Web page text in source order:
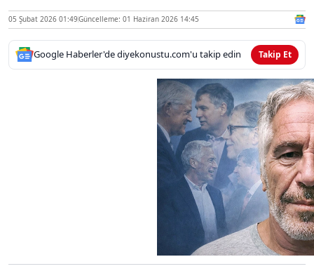
05 Şubat 2026 01:49Güncelleme: 01 Haziran 2026 14:45
Google Haberler'de diyekonustu.com'u takip edin Takip Et